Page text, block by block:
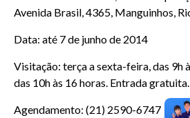
Avenida Brasil, 4365, Manguinhos,
Data: até 7 de junho de 2014
Visitação: terça a sexta-feira, das 9h
das 10h às 16 horas. Entrada gratuita.
Agendamento: (21) 2590-6747